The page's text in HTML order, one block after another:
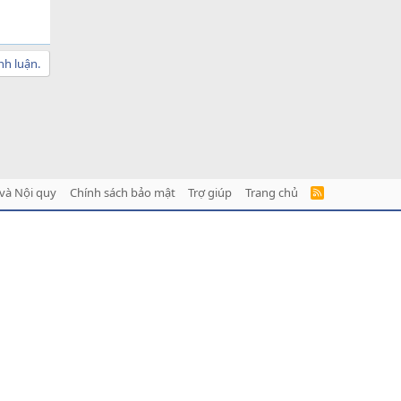
luận.
Nội quy Chính sách bảo mật Trợ giúp Trang chủ
R